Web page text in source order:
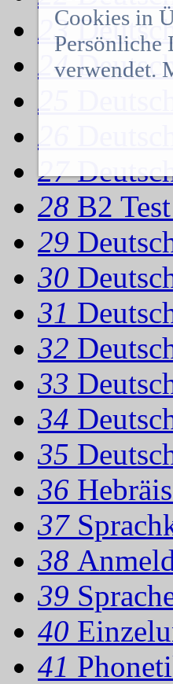
23
24
25
26
27
28 B2
29
30
31
32
33
34
35
36
37
38
39
40
41
Cookies in
Persönliche
verwendet.